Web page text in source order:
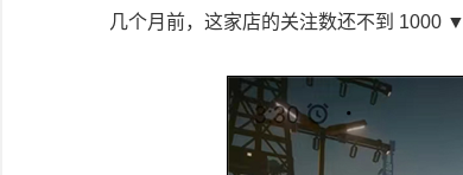
几个月前，这家店的关注数还不到 1000 ▼